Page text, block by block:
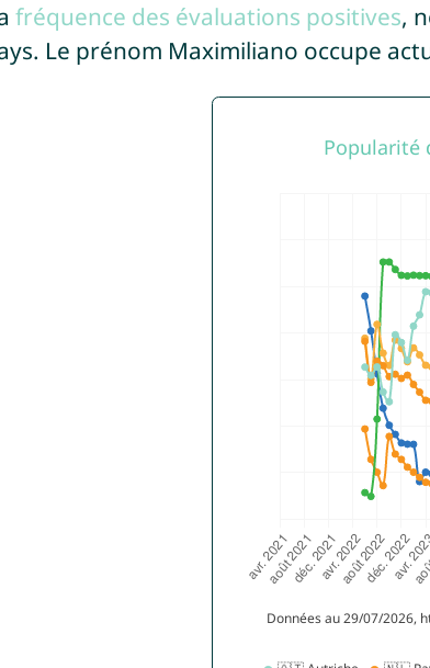
fréquence des évaluations positives,
Le prénom Maximiliano occupe